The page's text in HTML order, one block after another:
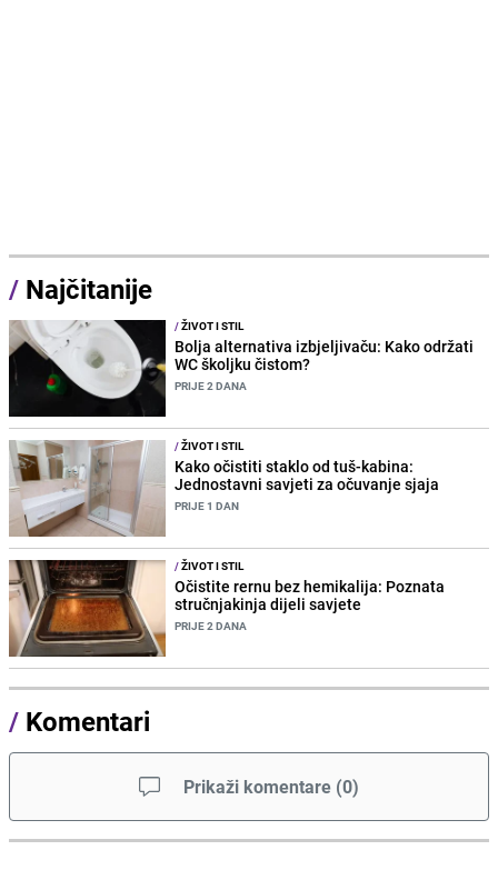
/ Najčitanije
/ŽIVOT I STIL
Bolja alternativa izbjeljivaču: Kako održati
WC školjku čistom?
PRIJE 2 DANA
/ŽIVOT I STIL
Kako očistiti staklo od tuš-kabina:
Jednostavni savjeti za očuvanje sjaja
PRIJE 1 DAN
/ŽIVOT I STIL
Očistite rernu bez hemikalija: Poznata
stručnjakinja dijeli savjete
PRIJE 2 DANA
/ Komentari
Prikaži komentare (0)